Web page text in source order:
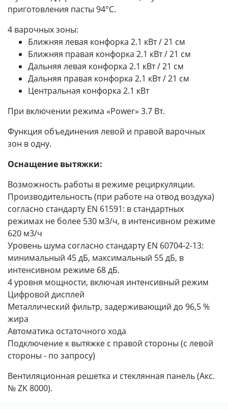
приготовления пасты 94°С.
4 варочных зоны:
Ближняя левая конфорка 2.1 кВт / 21 см
Ближняя правая конфорка 2.1 кВт / 21 см
Дальняя левая конфорка 2.1 кВт / 21 см
Дальняя правая конфорка 2.1 кВт / 21 см
Центральная конфорка 2.1 кВт
При включении режима «Power» 3.7 Вт.
Функция объединения левой и правой варочных
зон в одну.
Оснащение вытяжки:
Возможность работы в режиме рециркуляции.
Производительность (при работе на отвод воздуха)
согласно стандарту EN 61591: в стандартных
режимах не более 530 м3/ч, в интенсивном режиме
620 м3/ч
Уровень шума согласно стандарту EN 60704-2-13:
минимальный 45 дБ, максимальный 55 дБ, в
интенсивном режиме 68 дБ.
4 уровня мощности, включая интенсивный режим
Цифровой дисплей
Металлический фильтр, задерживающий до 96,5 %
жира
Автоматика остаточного хода
Подключение к вытяжке с правой стороны (с левой
стороны - по запросу)
Вентиляционная решетка и стеклянная панель (Акс.
№ ZK 8000).